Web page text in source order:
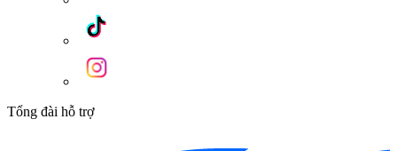
Tổng đài hỗ trợ